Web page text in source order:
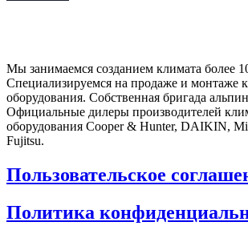
Мы занимаемся созданием климата более
Специализируемся на продаже и монтаже
оборудования. Собственная бригада
Официальные дилеры производителей
оборудования Cooper & Hunter, DAIKIN,
Fujitsu.
Пользовательское
Политика